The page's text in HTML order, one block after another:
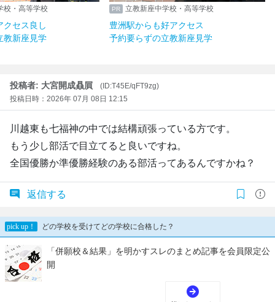
校・高等学校
クセス良し
教新座見学
立教新座中学校・高等学校
豊洲駅からも好アクセス
予約要らずの立教新座見学
投稿者: 大宮開成贔屓
(ID:T45E/qFT9zg)
投稿日時：2026年 07月 08日 12:15
川越東も七福神の中では結構頑張っている方です。
もう少し部活で目立てると良いですね。
全国優勝か準優勝経験のある部活ってあるんですかね？
返信する